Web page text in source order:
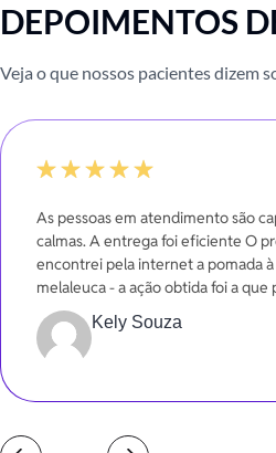
DEPOIMENTOS
Veja o que nossos pacientes dizem
As pessoas em atendimento são
calmas. A entrega foi eficiente O
encontrei pela internet a pomada
melaleuca - a ação obtida foi a
em poucos dias.
Kely Souza